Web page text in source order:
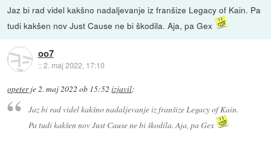
Jaz bi rad videl kakšno nadaljevanje iz franšize Legacy of Kain. Pa
tudi kakšen nov Just Cause ne bi škodila. Aja, pa Gex
oo7
::2. maj 2022, 17:10
opeterje2. maj 2022 ob 15:52 izjavil:
Jaz bi rad videl kakšno nadaljevanje iz franšize Legacy of Kain.
Pa tudi kakšen nov Just Cause ne bi škodila. Aja, pa Gex